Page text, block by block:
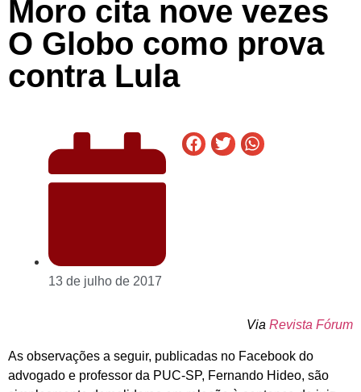
Moro cita nove vezes
O Globo como prova
contra Lula
13 de julho de 2017
Via Revista Fórum
As observações a seguir, publicadas no Facebook do
advogado e professor da PUC-SP, Fernando Hideo, são